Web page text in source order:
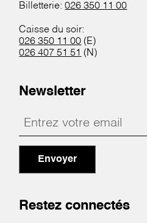
Billetterie:026 350 11 00
Caisse du soir:
026 350 11 00 (E)
026 407 51 51 (N)
Newsletter
Envoyer
Restez connectés